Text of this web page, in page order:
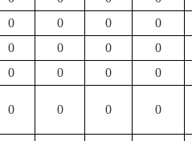
0 0 0 0
0 0 0 0
0 0 0 0
0 0 0 0